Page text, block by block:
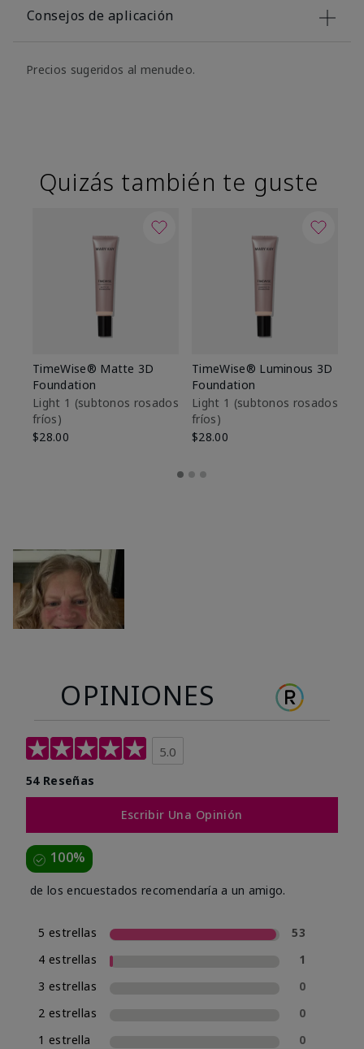
Consejos de aplicación
Precios sugeridos al menudeo.
Quizás también te guste
TimeWise® Matte 3D
Foundation
Light 1​ (subtonos rosados
fríos)
$28.00
TimeWise® Luminous 3D
Foundation
Light 1​ (subtonos rosados
fríos)
$28.00
OPINIONES
5.0
54 Reseñas
Escribir Una Opinión
100%
de los encuestados recomendaría a un amigo.
5 estrellas
53
4 estrellas
1
3 estrellas
0
2 estrellas
0
1 estrella
0